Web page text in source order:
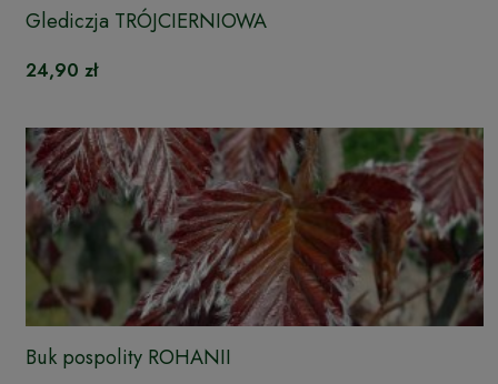
Glediczja TRÓJCIERNIOWA
24,90 zł
Buk pospolity ROHANII